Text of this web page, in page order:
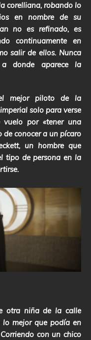
corelliana, robando lo
en nombre de su
no es refinado, es
continuamente en
salir de ellos. Nunca
donde aparece la
mejor piloto de la
solo para verse
por «tener una
de conocer a un pícaro
un hombre que
tipo de persona en la
otra niña de la calle
lo mejor que podía en
con un chico